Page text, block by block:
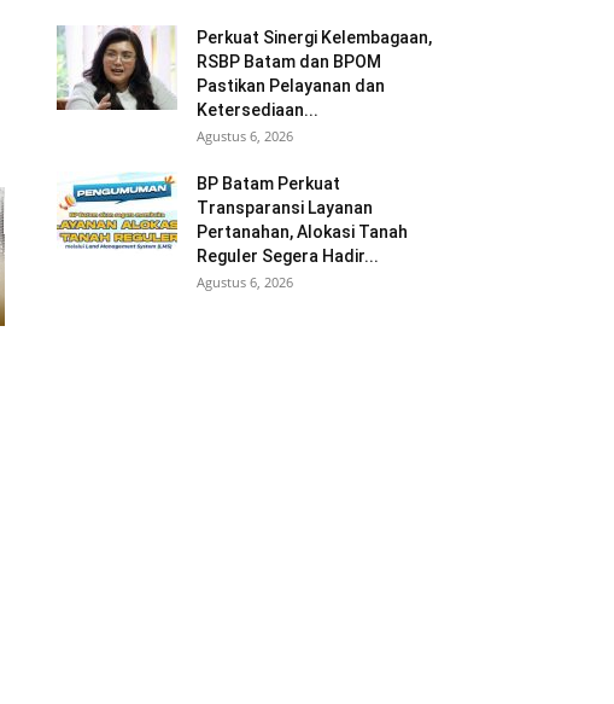
Perkuat Sinergi Kelembagaan,
RSBP Batam dan BPOM
Pastikan Pelayanan dan
Ketersediaan...
Agustus 6, 2026
BP Batam Perkuat
Transparansi Layanan
Pertanahan, Alokasi Tanah
Reguler Segera Hadir...
Agustus 6, 2026